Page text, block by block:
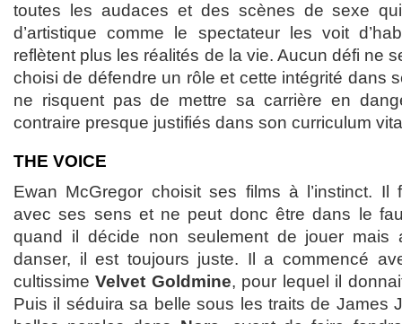
toutes les audaces et des scènes de sexe
d’artistique comme le spectateur les voit
reflètent plus les réalités de la vie. Aucun défi ne
choisi de défendre un rôle et cette intégrité dans
ne risquent pas de mettre sa carrière en
contraire presque justifiés dans son curriculum
THE VOICE
Ewan McGregor choisit ses films à l’instinct. Il
avec ses sens et ne peut donc être dans le
quand il décide non seulement de jouer mais
danser, il est toujours juste. Il a commencé
cultissimeVelvet Goldmine, pour lequel il
Puis il séduira sa belle sous les traits de James